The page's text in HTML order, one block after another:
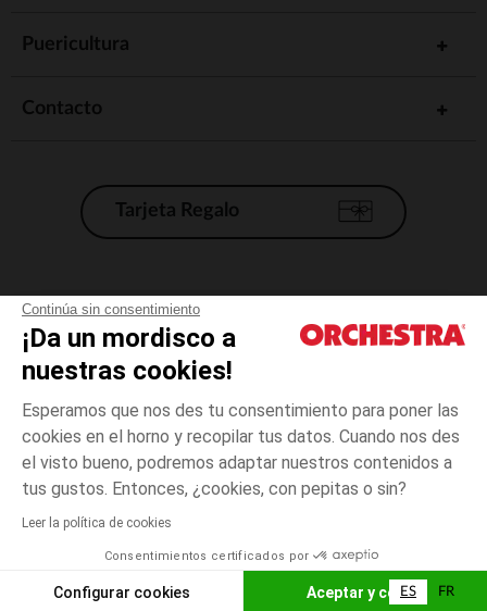
Continúa sin consentimiento
¡Da un mordisco a
nuestras cookies!
Esperamos que nos des tu consentimiento para poner las
cookies en el horno y recopilar tus datos. Cuando nos des
el visto bueno, podremos adaptar nuestros contenidos a
tus gustos. Entonces, ¿cookies, con pepitas o sin?
Leer la política de cookies
Consentimientos certificados por
Configurar cookies Aceptar y cerrar
Negro
talla
unica
El pago medidante
AÑADIR A LA CESTA
Puericultura
Contacto
Tarjeta Regalo
Condiciones generales de venta
Aviso Legal
*Condiciones de las ofertas actuales
Gestión de las cookies
Accesibilidad: no conforme
Orchestra adhiere al código de ética de la Federación Francesa de comercio
electrónico y venta a distancia (FEVAD) y al sistema de mediación de
ES FR